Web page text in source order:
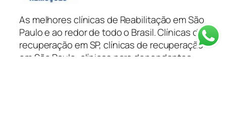
As melhores clínicas de Reabilitação em São
Paulo e ao redor de todo o Brasil. Clínicas de
recuperação em SP, clínicas de recuperação
em São Paulo, clínicas para dependentes